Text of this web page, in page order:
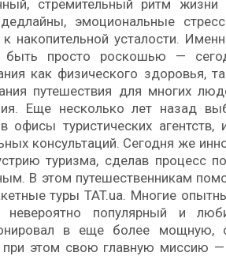
стремительный ритм
эмоциональные
к накопительной усталости.
быть просто роскошью —
как физического здоровья,
путешествия для многих
Еще несколько лет назад
офисы туристических агентств,
консультаций. Сегодня же
туризма, сделав процесс
В этом путешественникам
туры TAT.ua. Многие
популярный и
в еще более мощную,
при этом свою главную миссию